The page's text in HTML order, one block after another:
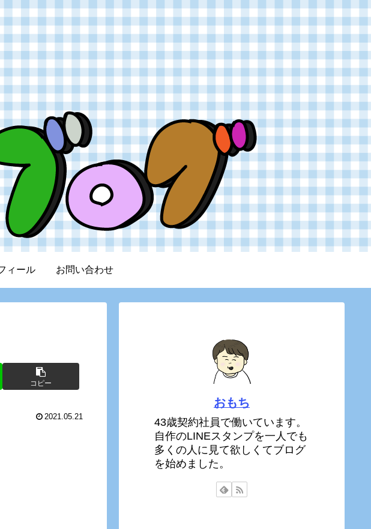
ィール お問い合わせ
コピー
2021.05.21
おもち
43歳契約社員で働いています。
自作のLINEスタンプを一人でも
多くの人に見て欲しくてブログ
を始めました。